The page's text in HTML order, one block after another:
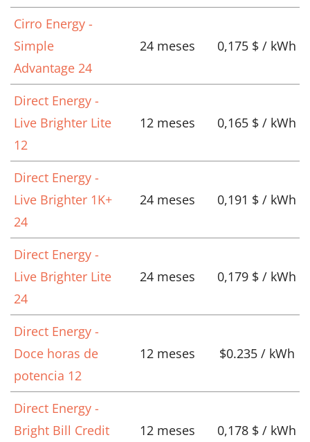
Cirro Energy -
Simple
Advantage 24
24 meses 0,175 $ / kWh
Direct Energy -
Live Brighter Lite
12
12 meses 0,165 $ / kWh
Direct Energy -
Live Brighter 1K+
24
24 meses 0,191 $ / kWh
Direct Energy -
Live Brighter Lite
24
24 meses 0,179 $ / kWh
Direct Energy -
Doce horas de
potencia 12
12 meses $0.235 / kWh
Direct Energy -
Bright Bill Credit
12 meses 0,178 $ / kWh